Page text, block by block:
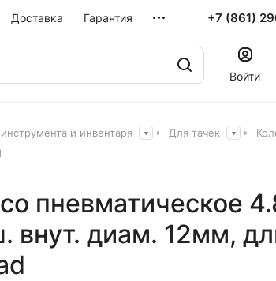
Доставка Гарантия +7 (861)
Войти
и инвентаря Для тачек
пневматическое
внут. диам. 12мм,